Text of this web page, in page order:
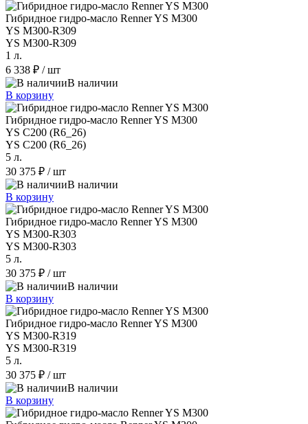
Гибридное гидро-масло Renner YS M300
YS M300-R309
YS M300-R309
1 л.
6 338 ₽ / шт
В наличии
В корзину
Гибридное гидро-масло Renner YS M300
YS C200 (R6_26)
YS C200 (R6_26)
5 л.
30 375 ₽ / шт
В наличии
В корзину
Гибридное гидро-масло Renner YS M300
YS M300-R303
YS M300-R303
5 л.
30 375 ₽ / шт
В наличии
В корзину
Гибридное гидро-масло Renner YS M300
YS M300-R319
YS M300-R319
5 л.
30 375 ₽ / шт
В наличии
В корзину